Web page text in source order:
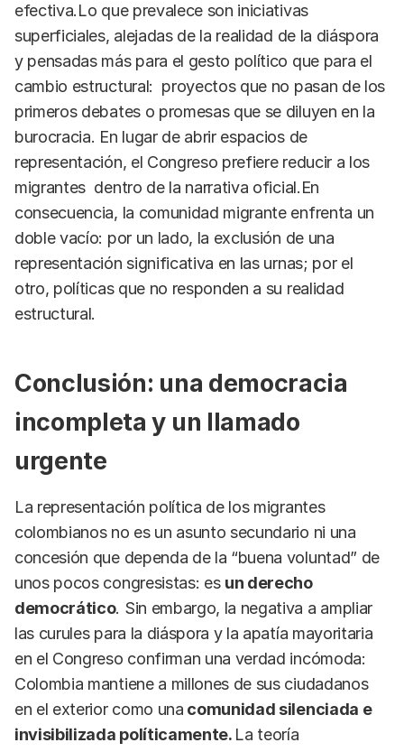
efectiva.Lo que prevalece son iniciativas
superficiales, alejadas de la realidad de la diáspora
y pensadas más para el gesto político que para el
cambio estructural: proyectos que no pasan de los
primeros debates o promesas que se diluyen en la
burocracia. En lugar de abrir espacios de
representación, el Congreso prefiere reducir a los
migrantes dentro de la narrativa oficial.En
consecuencia, la comunidad migrante enfrenta un
doble vacío: por un lado, la exclusión de una
representación significativa en las urnas; por el
otro, políticas que no responden a su realidad
estructural.
Conclusión: una democracia
incompleta y un llamado
urgente
La representación política de los migrantes
colombianos no es un asunto secundario ni una
concesión que dependa de la “buena voluntad” de
unos pocos congresistas: es un derecho
democrático. Sin embargo, la negativa a ampliar
las curules para la diáspora y la apatía mayoritaria
en el Congreso confirman una verdad incómoda:
Colombia mantiene a millones de sus ciudadanos
en el exterior como una comunidad silenciada e
invisibilizada políticamente. La teoría